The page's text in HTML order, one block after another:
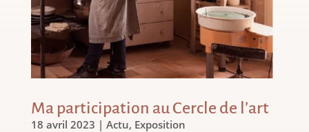
Ma participation au Cercle de l’art
18 avril 2023 | Actu, Exposition